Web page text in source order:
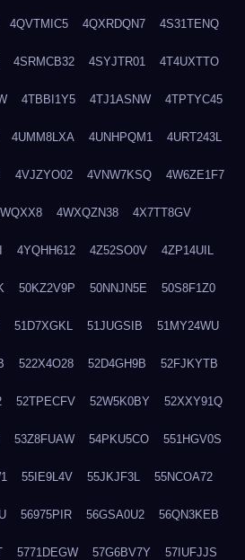
4QVTMIC5 4QXRDQN7 4S31TENQ
4SRMCB32 4SYJTR01 4T4UXTTO
4TBBI1Y5 4TJ1ASNW 4TPTYC45
4UMM8LXA 4UNHPQM1 4URT243L
4VJZYO02 4VNW7KSQ 4W6ZE1F7
4WXQZN38 4X7TT8GV
4YQHH612 4Z52SO0V 4ZP14UIL
50KZ2V9P 50NNJN5E 50S8F1Z0
51D7XGKL 51JUGSIB 51MY24WU
522X4O28 52D4GH9B 52FJKYTB
52TPECFV 52W5K0BY 52XXY91Q
53Z8FUAW 54PKU5CO 551HGV0S
55IE9L4V 55JKJF3L 55NCOA72
56975PIR 56GSA0U2 56QN3KEB
5771DEGW 57G6BV7Y 57IUFJJS